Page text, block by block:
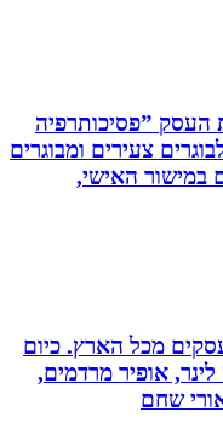
”פסיכותרפיה
צעירים ומבוגרים
האישי,
מכל הארץ. כיום
אופיר מרדמים,